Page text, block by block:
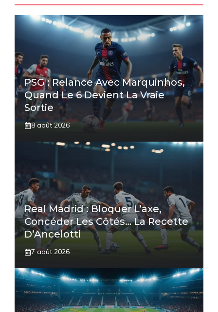
PSG : Relance Avec Marquinhos,
Quand Le 6 Devient La Vraie
Sortie
8 août 2026
Real Madrid : Bloquer L’axe,
Concéder Les Côtés… La Recette
D’Ancelotti
7 août 2026